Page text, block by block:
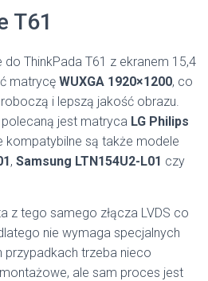
T61
ThinkPada T61 z ekranem 15,4
matrycę WUXGA 1920×1200, co
i lepszą jakość obrazu.
jest matryca LG Philips
kompatybilne są także modele
, Samsung LTN154U2-L01 czy
z tego samego złącza LVDS co
nie wymaga specjalnych
przypadkach trzeba nieco
ale sam proces jest